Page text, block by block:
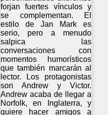
forjan fuertes vínculos y
se complementan. El
estilo de Jan Mark es
serio, pero a menudo
salpica las
conversaciones con
momentos humorísticos
que también marcarán al
lector. Los protagonistas
son Andrew y Victor.
Andrew acaba de llegar a
Norfolk, en Inglaterra, y
quiere hacer amigos a